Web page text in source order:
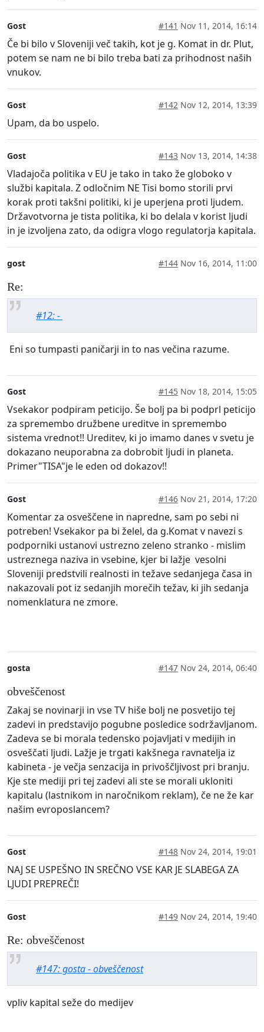
Gost #141 Nov 11, 2014, 16:14
Če bi bilo v Sloveniji več takih, kot je g. Komat in dr. Plut,
potem se nam ne bi bilo treba bati za prihodnost naših
vnukov.
Gost #142 Nov 12, 2014, 13:39
Upam, da bo uspelo.
Gost #143 Nov 13, 2014, 14:38
Vladajoča politika v EU je tako in tako že globoko v
službi kapitala. Z odločnim NE Tisi bomo storili prvi
korak proti takšni politiki, ki je uperjena proti ljudem.
Državotvorna je tista politika, ki bo delala v korist ljudi
in je izvoljena zato, da odigra vlogo regulatorja kapitala.
gost #144 Nov 16, 2014, 11:00
Re:
#12: -
Eni so tumpasti paničarji in to nas večina razume.
Gost #145 Nov 18, 2014, 15:05
Vsekakor podpiram peticijo. Še bolj pa bi podprl peticijo
za spremembo družbene ureditve in spremembo
sistema vrednot!! Ureditev, ki jo imamo danes v svetu je
dokazano neuporabna za dobrobit ljudi in planeta.
Primer"TISA"je le eden od dokazov!!
Gost #146 Nov 21, 2014, 17:20
Komentar za osveščene in napredne, sam po sebi ni
potreben! Vsekakor pa bi želel, da g.Komat v navezi s
podporniki ustanovi ustrezno zeleno stranko - mislim
ustreznega naziva in vsebine, kjer bi lažje vesolni
Sloveniji predstvili realnosti in težave sedanjega časa in
nakazovali pot iz sedanjih morečih težav, ki jih sedanja
nomenklatura ne zmore.
gosta #147 Nov 24, 2014, 06:40
obveščenost
Zakaj se novinarji in vse TV hiše bolj ne posvetijo tej
zadevi in predstavijo pogubne posledice sodržavljanom.
Zadeva se bi morala tedensko pojavljati v medijih in
osveščati ljudi. Lažje je trgati kakšnega ravnatelja iz
kabineta - je večja senzacija in privoščljivost pri branju.
Kje ste mediji pri tej zadevi ali ste se morali ukloniti
kapitalu (lastnikom in naročnikom reklam), če ne že kar
našim evroposlancem?
Gost #148 Nov 24, 2014, 19:01
NAJ SE USPEŠNO IN SREČNO VSE KAR JE SLABEGA ZA
LJUDI PREPREČI!
Gost #149 Nov 24, 2014, 19:40
Re: obveščenost
#147: gosta - obveščenost
vpliv kapital seže do medijev